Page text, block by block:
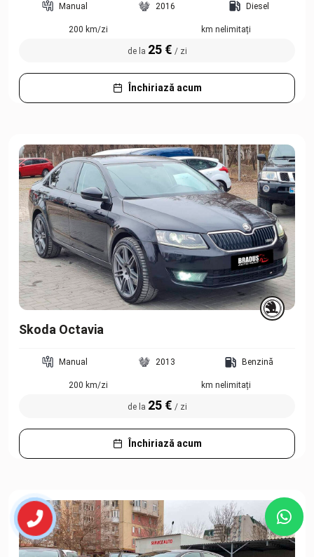
Manual 2016 Diesel
200 km/zi km nelimitați
de la 25 € / zi
Închiriază acum
Skoda Octavia
Manual 2013 Benzină
200 km/zi km nelimitați
de la 25 € / zi
Închiriază acum